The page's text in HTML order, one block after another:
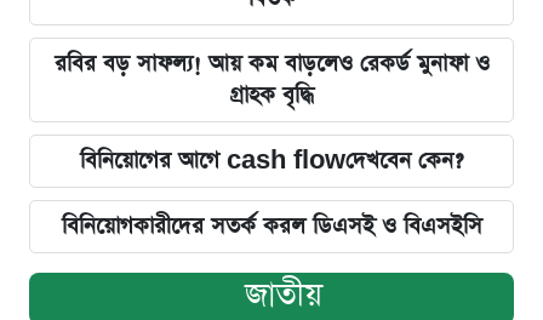
রবির বড় সাফল্য! আয় কম বাড়লেও রেকর্ড মুনাফা ও
গ্রাহক বৃদ্ধি
বিনিয়োগের আগে cash flowদেখবেন কেন?
বিনিয়োগকারীদের সতর্ক করল ডিএসই ও বিএসইসি
জাতীয়